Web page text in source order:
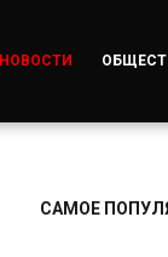
НОВОСТИ
САМОЕ